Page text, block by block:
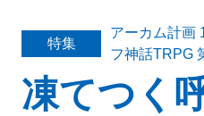
特集
アーカム計画
フ神話TRPG
凍てつく